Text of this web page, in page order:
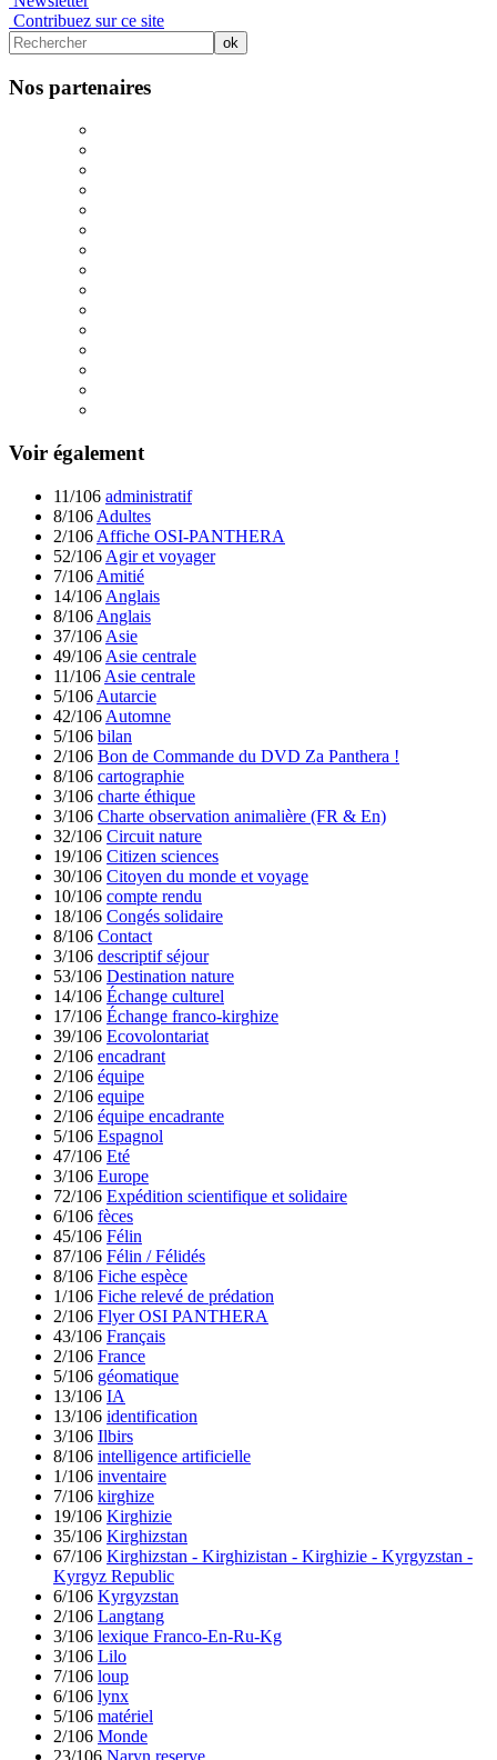
Contribuez sur ce site
Nos partenaires
Voir également
11/106 administratif
8/106 Adultes
2/106 Affiche OSI-PANTHERA
52/106 Agir et voyager
7/106 Amitié
14/106 Anglais
8/106 Anglais
37/106 Asie
49/106 Asie centrale
11/106 Asie centrale
5/106 Autarcie
42/106 Automne
5/106 bilan
2/106 Bon de Commande du DVD Za Panthera !
8/106 cartographie
3/106 charte éthique
3/106 Charte observation animalière (FR & En)
32/106 Circuit nature
19/106 Citizen sciences
30/106 Citoyen du monde et voyage
10/106 compte rendu
18/106 Congés solidaire
8/106 Contact
3/106 descriptif séjour
53/106 Destination nature
14/106 Échange culturel
17/106 Échange franco-kirghize
39/106 Ecovolontariat
2/106 encadrant
2/106 équipe
2/106 equipe
2/106 équipe encadrante
5/106 Espagnol
47/106 Eté
3/106 Europe
72/106 Expédition scientifique et solidaire
6/106 fèces
45/106 Félin
87/106 Félin / Félidés
8/106 Fiche espèce
1/106 Fiche relevé de prédation
2/106 Flyer OSI PANTHERA
43/106 Français
2/106 France
5/106 géomatique
13/106 IA
13/106 identification
3/106 Ilbirs
8/106 intelligence artificielle
1/106 inventaire
7/106 kirghize
19/106 Kirghizie
35/106 Kirghizstan
67/106 Kirghizstan - Kirghizistan - Kirghizie - Kyrgyzstan -
Kyrgyz Republic
6/106 Kyrgyzstan
2/106 Langtang
3/106 lexique Franco-En-Ru-Kg
3/106 Lilo
7/106 loup
6/106 lynx
5/106 matériel
2/106 Monde
23/106 Naryn reserve